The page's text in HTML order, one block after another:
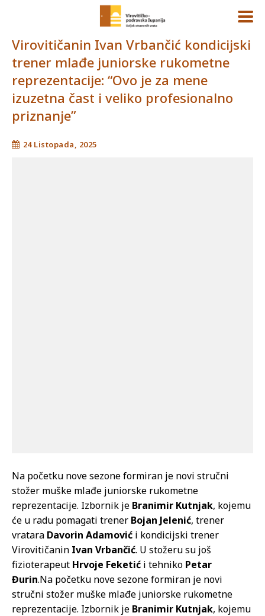
Virovitičanin Ivan Vrbančić kondicijski
trener mlađe juniorske rukometne
reprezentacije: “Ovo je za mene
izuzetna čast i veliko profesionalno
priznanje”
24 Listopada, 2025
Na početku nove sezone formiran je novi stručni
stožer muške mlađe juniorske rukometne
reprezentacije. Izbornik je Branimir Kutnjak, kojemu
će u radu pomagati trener Bojan Jelenić, trener
vratara Davorin Adamović i kondicijski trener
Virovitičanin Ivan Vrbančić. U stožeru su još
fizioterapeut Hrvoje Feketić i tehniko Petar
Đurin.Na početku nove sezone formiran je novi
stručni stožer muške mlađe juniorske rukometne
reprezentacije. Izbornik je Branimir Kutnjak, kojemu